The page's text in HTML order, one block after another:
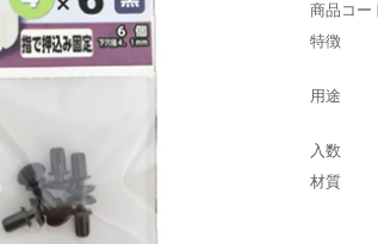
商品コー
特徴
用途
入数
材質